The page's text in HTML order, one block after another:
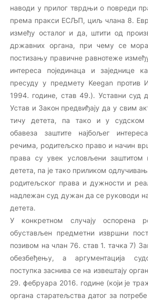
наводи у прилог тврдњи о повреди
према пракси ЕСЉП, циљ члана 8.
између осталог и да, штити од
државних органа, при чему се
постизању правичне равнотеже
интереса појединаца и заједнице
пресуду у предмету Keegan против
1994. године, став 49.). Уставни суд
Устав и Закон предвиђају да у свим
тичу детета, па тако и у судском
обавеза заштите најбољег
речима, родитељско право и начин
права су увек условљени заштитом
детета, па је тако приликом
родитељског права и дужности и
надлежан суд дужан да се руководи
детета.
У конкретном случају оспорена
обустављен предметни извршни
позивом на члан 76. став 1. тачка 7)
обезбеђењу, а аргументација
поступка заснива се на извештају
29. фебруара 2016. године (који је
органа старатељства датог за